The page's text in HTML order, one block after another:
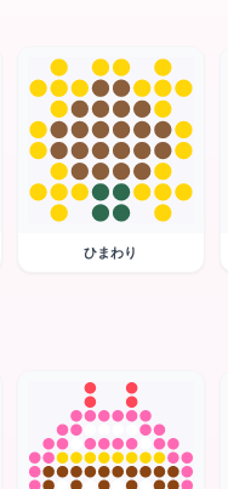
ひまわり